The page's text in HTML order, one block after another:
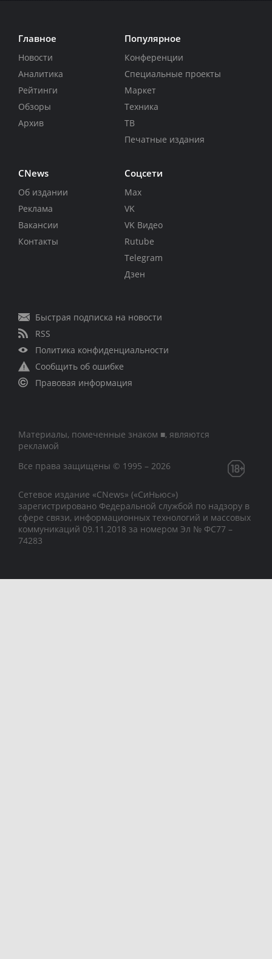
Главное
Новости
Аналитика
Рейтинги
Обзоры
Архив
Популярное
Конференции
Специальные проекты
Маркет
Техника
ТВ
Печатные издания
CNews
Об издании
Реклама
Вакансии
Контакты
Соцсети
Max
VK
VK Видео
Rutube
Telegram
Дзен
Быстрая подписка на новости
RSS
Политика конфиденциальности
Сообщить об ошибке
Правовая информация
Материалы, помеченные знаком ■, являются
рекламой
Все права защищены © 1995 – 2026
Сетевое издание «CNews» («СиНьюс»)
зарегистрировано Федеральной службой по надзору в
сфере связи, информационных технологий и массовых
коммуникаций 09.11.2018 за номером Эл № ФС77 –
74283